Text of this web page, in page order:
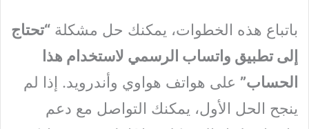
باتباع هذه الخطوات، يمكنك حل مشكلة “تحتاج
إلى تطبيق واتساب الرسمي لاستخدام هذا
الحساب” على هواتف هواوي وأندرويد. إذا لم
ينجح الحل الأول، يمكنك التواصل مع دعم